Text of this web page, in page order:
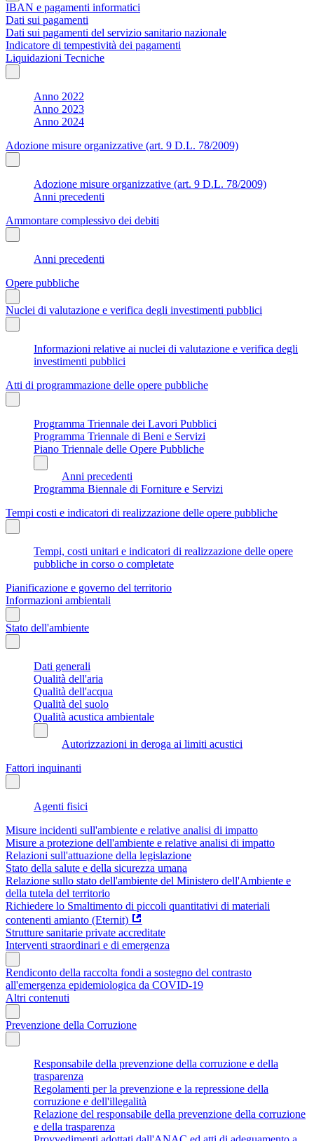
IBAN e pagamenti informatici
Dati sui pagamenti
Dati sui pagamenti del servizio sanitario nazionale
Indicatore di tempestività dei pagamenti
Liquidazioni Tecniche
Anno 2022
Anno 2023
Anno 2024
Adozione misure organizzative (art. 9 D.L. 78/2009)
Adozione misure organizzative (art. 9 D.L. 78/2009)
Anni precedenti
Ammontare complessivo dei debiti
Anni precedenti
Opere pubbliche
Nuclei di valutazione e verifica degli investimenti pubblici
Informazioni relative ai nuclei di valutazione e verifica degli
investimenti pubblici
Atti di programmazione delle opere pubbliche
Programma Triennale dei Lavori Pubblici
Programma Triennale di Beni e Servizi
Piano Triennale delle Opere Pubbliche
Anni precedenti
Programma Biennale di Forniture e Servizi
Tempi costi e indicatori di realizzazione delle opere pubbliche
Tempi, costi unitari e indicatori di realizzazione delle opere
pubbliche in corso o completate
Pianificazione e governo del territorio
Informazioni ambientali
Stato dell'ambiente
Dati generali
Qualità dell'aria
Qualità dell'acqua
Qualità del suolo
Qualità acustica ambientale
Autorizzazioni in deroga ai limiti acustici
Fattori inquinanti
Agenti fisici
Misure incidenti sull'ambiente e relative analisi di impatto
Misure a protezione dell'ambiente e relative analisi di impatto
Relazioni sull'attuazione della legislazione
Stato della salute e della sicurezza umana
Relazione sullo stato dell'ambiente del Ministero dell'Ambiente e
della tutela del territorio
Richiedere lo Smaltimento di piccoli quantitativi di materiali
contenenti amianto (Eternit)
Strutture sanitarie private accreditate
Interventi straordinari e di emergenza
Rendiconto della raccolta fondi a sostegno del contrasto
all'emergenza epidemiologica da COVID-19
Altri contenuti
Prevenzione della Corruzione
Responsabile della prevenzione della corruzione e della
trasparenza
Regolamenti per la prevenzione e la repressione della
corruzione e dell'illegalità
Relazione del responsabile della prevenzione della corruzione
e della trasparenza